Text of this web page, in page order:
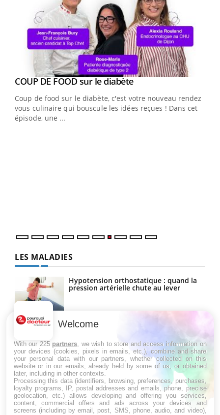
Youtube
COUP DE FOOD sur le diabèteYoutube
Coup de food sur le diabète, c'est votre nouveau rendez-
vous culinaire qui bouscule les idées reçues ! Dans cet
épisode, une ...
Youtube
Quand l’entreprise mise sur le bien être global
"Les rendez-vous de la santé et de la qualité de vie au
travail" de Pourquoi Docteur reçoivent Régis Blugeon,
DRH et directeur ...
LES MALADIES
Hypotension orthostatique : quand la
pression artérielle chute au lever
Drépanocytose : une déformation des
globules rouges aux conséquences
Maladie de Charcot (Sclérose latérale
amyotrophique)
Welcome
With our 225 partners , we wish to store and access information on
your devices (cookies, pixels in emails, etc.), combine and share
your personal data with our partners, whether collected on this
website or in our emails, already held by some of us, or obtained
later, including in other contexts.
Processing this data (identifiers, browsing, preferences, purchases,
loyalty programs, IP, postal addresses and emails, phone, precise
geolocation, etc.) allows developing and offering you services,
content, commercial offers and ads across your devices and
screens (including by email, post, SMS, phone, audio, and video),